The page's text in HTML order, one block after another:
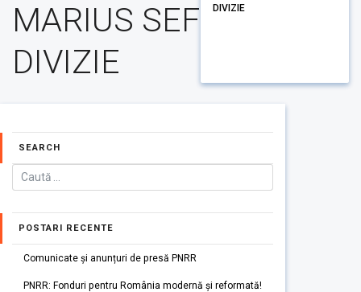
MARIUS SEF
DIVIZIE
DIVIZIE
SEARCH
POSTARI RECENTE
Comunicate și anunțuri de presă PNRR
PNRR: Fonduri pentru România modernă și reformată!